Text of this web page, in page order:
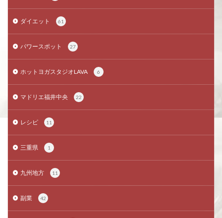
ダイエット 61
パワースポット 27
ホットヨガスタジオLAVA 6
マドリエ福井中央 22
レシピ 11
三重県 1
九州地方 11
副業 42